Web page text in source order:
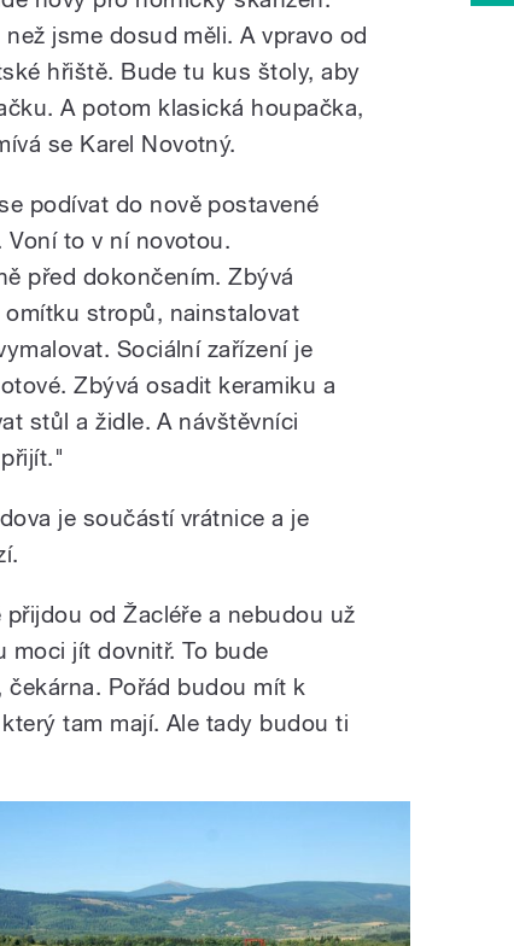
jsme dosud měli. A vpravo od
hřiště. Bude tu kus štoly, aby
A potom klasická houpačka,
se Karel Novotný.
podívat do nově postavené
Voní to v ní novotou.
před dokončením. Zbývá
omítku stropů, nainstalovat
Sociální zařízení je
Zbývá osadit keramiku a
stůl a židle. A návštěvníci
je součástí vrátnice a je
přijdou od Žacléře a nebudou už
moci jít dovnitř. To bude
Pořád budou mít k
tam mají. Ale tady budou ti